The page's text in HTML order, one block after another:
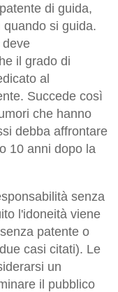
di guida,
si guida.
deve
il grado di
al
Succede così
che hanno
debba affrontare
10 anni dopo la
senza
l'idoneità viene
patente o
casi citati). Le
un
il pubblico